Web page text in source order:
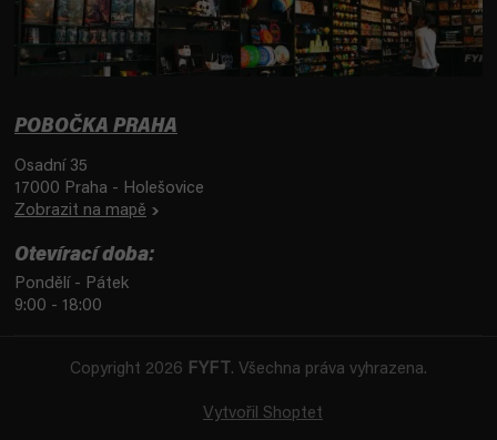
POBOČKA PRAHA
Osadní 35
17000 Praha - Holešovice
Zobrazit na mapě
Otevírací doba:
Pondělí - Pátek
9:00 - 18:00
Vytvořil Shoptet
Copyright 2026 FYFT . Všechna práva vyhrazena.